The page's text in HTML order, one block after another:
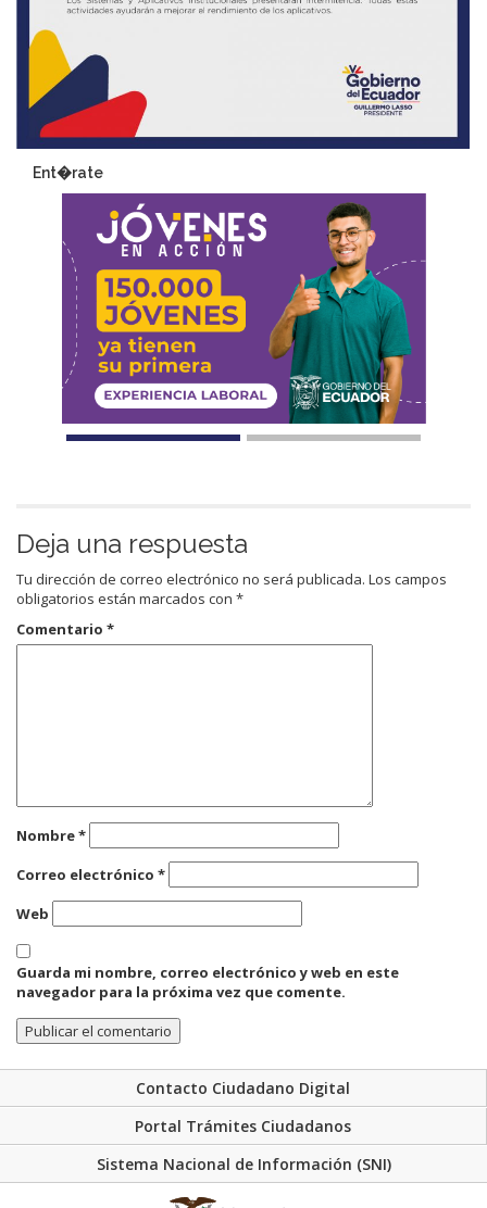
Ent�rate
Deja una respuesta
Tu dirección de correo electrónico no será publicada. Los campos
obligatorios están marcados con *
Comentario *
Nombre*
Correo electrónico *
Web
Guarda mi nombre, correo electrónico y web en este
navegador para la próxima vez que comente.
Contacto Ciudadano Digital
Portal Trámites Ciudadanos
Sistema Nacional de Información (SNI)